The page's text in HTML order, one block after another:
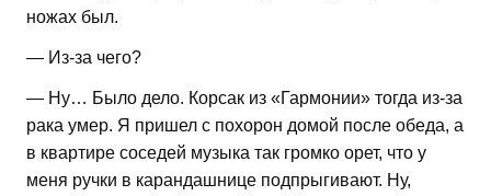
ножах был.
— Из-за чего?
— Ну… Было дело. Корсак из «Гармонии» тогда из-за
рака умер. Я пришел с похорон домой после обеда, а
в квартире соседей музыка так громко орет, что у
меня ручки в карандашнице подпрыгивают. Ну,